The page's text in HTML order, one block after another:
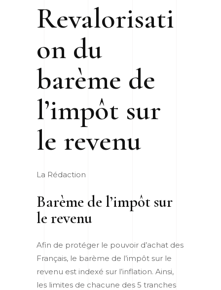
Revalorisati
on du
barème de
l’impôt sur
le revenu
La Rédaction
Barème de l’impôt sur
le revenu
Afin de protéger le pouvoir d’achat des
Français, le barème de l’impôt sur le
revenu est indexé sur l’inflation. Ainsi,
les limites de chacune des 5 tranches